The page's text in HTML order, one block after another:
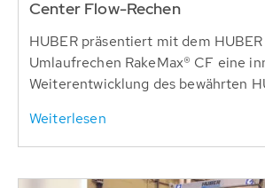
Center Flow-Rechen
HUBER präsentiert mit dem
Umlaufrechen RakeMax® CF eine
Weiterentwicklung des bewährten
Weiterlesen